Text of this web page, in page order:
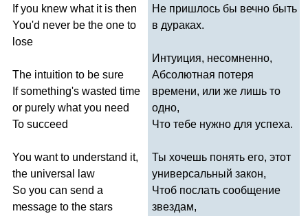
If you knew what it is then
You'd never be the one to
lose
The intuition to be sure
If something's wasted time
or purely what you need
To succeed
You want to understand it,
the universal
law
So you can send a
message to the stars
Не пришлось бы вечно быть
в дураках.
Интуиция, несомненно,
Абсолютная потеря
времени, или же лишь то
одно,
Что тебе нужно для успеха.
Ты хочешь понять его, этот
универсальный закон,
Чтоб послать сообщение
звездам,